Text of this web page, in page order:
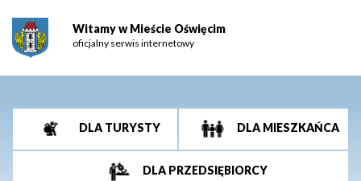
Witamy w Mieście Oświęcim
oficjalny serwis internetowy
DLA TURYSTY DLA MIESZKAŃCA
DLA PRZEDSIĘBIORCY